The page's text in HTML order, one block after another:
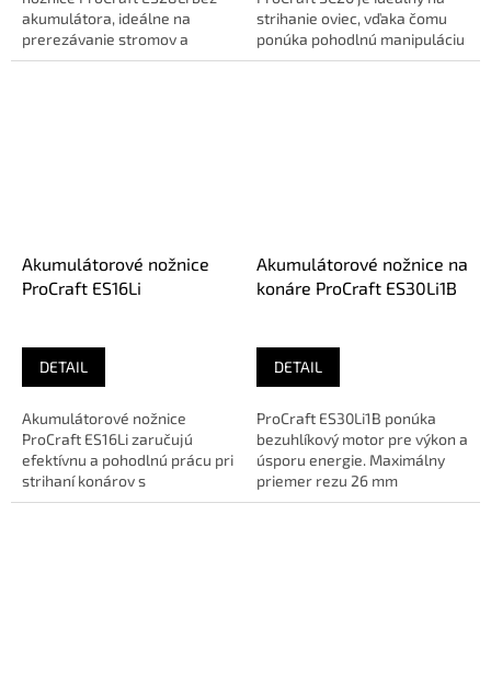
akumulátora, ideálne na
prerezávanie stromov a
úpravu zelene.🔹 O E...
strihanie oviec, vďaka čomu
ponúka pohodlnú manipuláciu
a flexibilitu pri práci.🔹 O E...
Akumulátorové nožnice
ProCraft ES16Li
DETAIL
Akumulátorové nožnice
ProCraft ES16Li zaručujú
efektívnu a pohodlnú prácu pri
strihaní konárov s
maximálnym priemerom 25
Akumulátorové nožnice na
konáre ProCraft ES30Li1B
DETAIL
ProCraft ES30Li1B ponúka
bezuhlíkový motor pre výkon a
úsporu energie. Maximálny
priemer rezu 26 mm
umožňuje efektívnu údržbu